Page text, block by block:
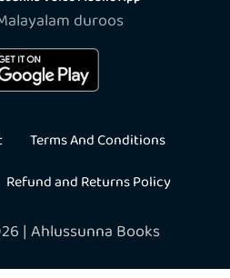
duroos
Terms And Conditions
Refund and Returns Policy
| Ahlussunna Books